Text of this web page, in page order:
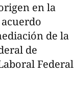
en la
de la
de
Federal